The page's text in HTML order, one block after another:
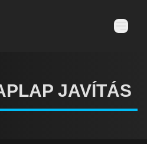
JAVÍTÁS